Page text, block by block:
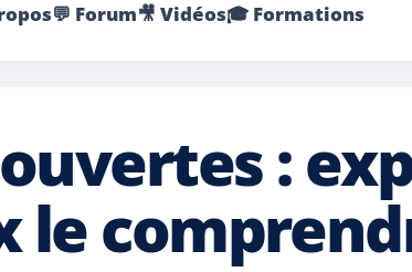
💬 Forum🎥 Vidéos🎓 Formations
:
le